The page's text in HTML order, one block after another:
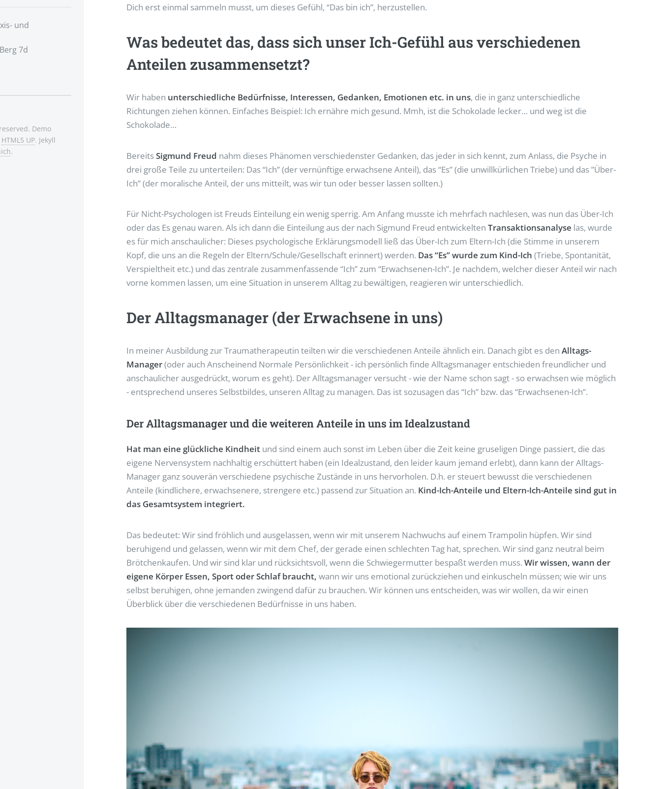
Dich erst einmal sammeln musst, um dieses Gefühl, “Das bin ich”, herzustellen.
Was bedeutet das, dass sich unser Ich-Gefühl aus verschiedenen
Anteilen zusammensetzt?
Wir haben unterschiedliche Bedürfnisse, Interessen, Gedanken, Emotionen etc. in uns, die in ganz unterschiedliche
Richtungen ziehen können. Einfaches Beispiel: Ich ernähre mich gesund. Mmh, ist die Schokolade lecker… und weg ist die
Schokolade…
BereitsSigmund Freud nahm dieses Phänomen verschiedenster Gedanken, das jeder in sich kennt, zum Anlass, die Psyche in
drei große Teile zu unterteilen: Das “Ich” (der vernünftige erwachsene Anteil), das “Es” (die unwillkürlichen Triebe) und das ”Über-
Ich” (der moralische Anteil, der uns mitteilt, was wir tun oder besser lassen sollten.)
Für Nicht-Psychologen ist Freuds Einteilung ein wenig sperrig. Am Anfang musste ich mehrfach nachlesen, was nun das Über-Ich
oder das Es genau waren. Als ich dann die Einteilung aus der nach Sigmund Freud entwickeltenTransaktionsanalyse las, wurde
es für mich anschaulicher: Dieses psychologische Erklärungsmodell ließ das Über-Ich zum Eltern-Ich (die Stimme in unserem
Kopf, die uns an die Regeln der Eltern/Schule/Gesellschaft erinnert) werden. Das “Es” wurde zum Kind-Ich (Triebe, Spontanität,
Verspieltheit etc.) und das zentrale zusammenfassende “Ich” zum “Erwachsenen-Ich”. Je nachdem, welcher dieser Anteil wir nach
vorne kommen lassen, um eine Situation in unserem Alltag zu bewältigen, reagieren wir unterschiedlich.
Der Alltagsmanager (der Erwachsene in uns)
In meiner Ausbildung zur Traumatherapeutin teilten wir die verschiedenen Anteile ähnlich ein. Danach gibt es denAlltags-
Manager(oder auch Anscheinend Normale Persönlichkeit - ich persönlich finde Alltagsmanager entschieden freundlicher und
anschaulicher ausgedrückt, worum es geht). Der Alltagsmanager versucht - wie der Name schon sagt - so erwachsen wie möglich
- entsprechend unseres Selbstbildes, unseren Alltag zu managen. Das ist sozusagen das “Ich” bzw. das “Erwachsenen-Ich”.
Der Alltagsmanager und die weiteren Anteile in uns im Idealzustand
Hat man eine glückliche Kindheit und sind einem auch sonst im Leben über die Zeit keine gruseligen Dinge passiert, die das
eigene Nervensystem nachhaltig erschüttert haben (ein Idealzustand, den leider kaum jemand erlebt), dann kann der Alltags-
Manager ganz souverän verschiedene psychische Zustände in uns hervorholen. D.h. er steuert bewusst die verschiedenen
Anteile (kindlichere, erwachsenere, strengere etc.) passend zur Situation an. Kind-Ich-Anteile und Eltern-Ich-Anteile sind gut in
das Gesamtsystem integriert.
Das bedeutet: Wir sind fröhlich und ausgelassen, wenn wir mit unserem Nachwuchs auf einem Trampolin hüpfen. Wir sind
beruhigend und gelassen, wenn wir mit dem Chef, der gerade einen schlechten Tag hat, sprechen. Wir sind ganz neutral beim
Brötchenkaufen. Und wir sind klar und rücksichtsvoll, wenn die Schwiegermutter bespaßt werden muss.Wir wissen, wann der
eigene Körper Essen, Sport oder Schlaf braucht, wann wir uns emotional zurückziehen und einkuscheln müssen; wie wir uns
selbst beruhigen, ohne jemanden zwingend dafür zu brauchen. Wir können uns entscheiden, was wir wollen, da wir einen
Überblick über die verschiedenen Bedürfnisse in uns haben.
und
7d
Demo
HTML5 UP. Jekyll
.